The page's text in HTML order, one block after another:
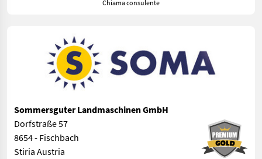
Chiama consulente
Sommersguter Landmaschinen GmbH
Dorfstraße 57
8654 - Fischbach
Stiria Austria